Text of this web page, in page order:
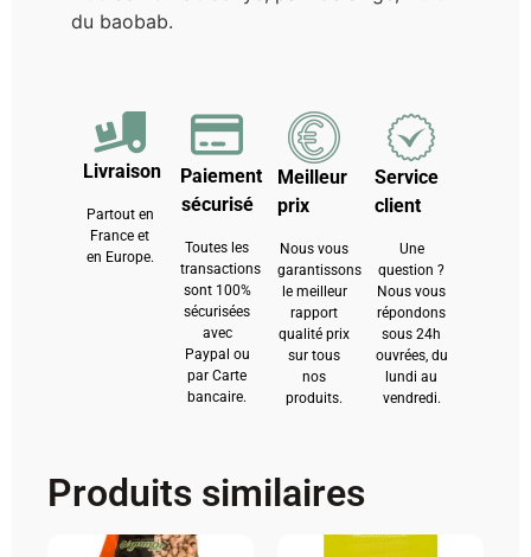
du baobab.
Livraison
Partout en
France et
en Europe.
Paiement
sécurisé
Toutes les
transactions
sont 100%
sécurisées
avec
Paypal ou
par Carte
bancaire.
Meilleur
prix
Nous vous
garantissons
le meilleur
rapport
qualité prix
sur tous
nos
produits.
Service
client
Une
question ?
Nous vous
répondons
sous 24h
ouvrées, du
lundi au
vendredi.
Produits similaires